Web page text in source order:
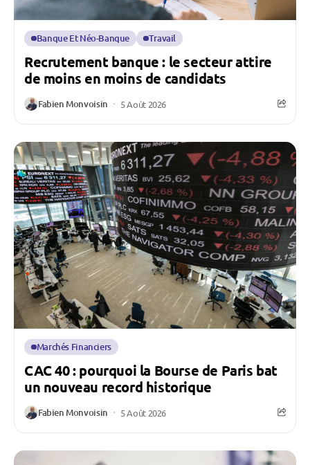
Banque Et Néo-Banque Travail
Recrutement banque : le secteur attire
de moins en moins de candidats
Fabien Monvoisin 5 Août 2026
Marchés Financiers
CAC 40 : pourquoi la Bourse de Paris bat
un nouveau record historique
Fabien Monvoisin 5 Août 2026